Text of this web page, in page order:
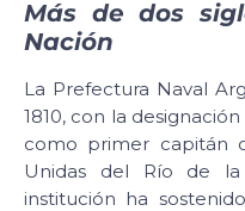
Más de dos
Nación
La Prefectura Naval
1810, con la
como primer capitán
Unidas del Río de la
institución ha